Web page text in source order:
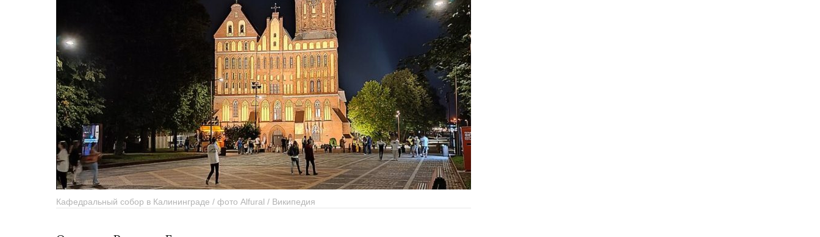
Кафедральный собор в Калининграде / фото Alfural / Википедия